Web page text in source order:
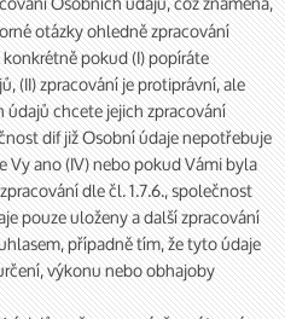
otázky ohledně zpracování
pokud (I) popíráte
(II) zpracování je protiprávní, ale
chcete jejich zpracování
dif již Osobní údaje nepotřebuje
Vy ano (IV) nebo pokud Vámi byla
dle čl. 1.7.6., společnost
pouze uloženy a další zpracování
případně tím, že tyto údaje
výkonu nebo obhajoby